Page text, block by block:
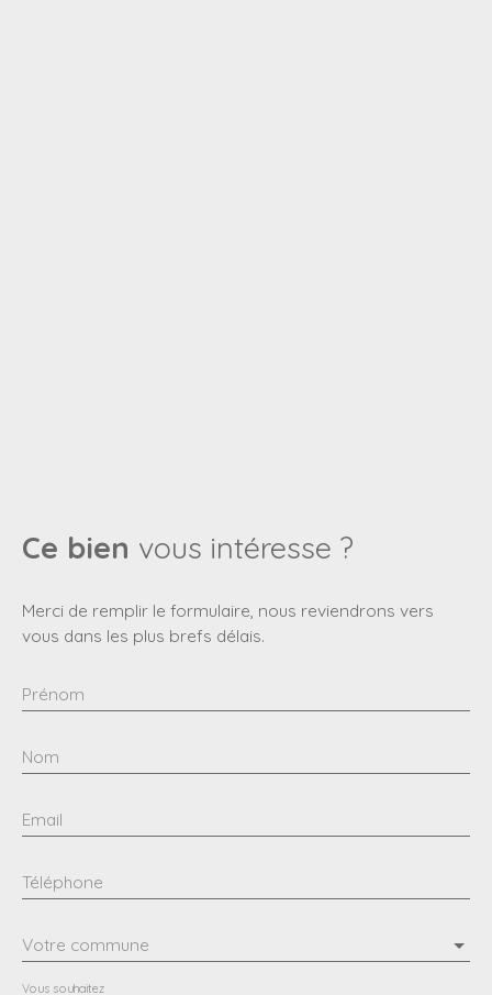
Ce bien vous intéresse ?
Merci de remplir le formulaire, nous reviendrons vers
vous dans les plus brefs délais.
Prénom
Nom
Email
Téléphone
Votre commune
Vous souhaitez